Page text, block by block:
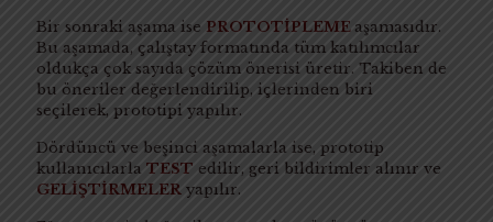
Bir sonraki aşama ise PROTOTİPLEMEaşamasıdır.
Bu aşamada, çalıştay formatında tüm katılımcılar
oldukça çok sayıda çözüm önerisi üretir. Takiben de
bu öneriler değerlendirilip, içlerinden biri
seçilerek, prototipi yapılır.
Dördüncü ve beşinci aşamalarla ise, prototip
kullanıcılarla TEST edilir, geri bildirimler alınır ve
GELİŞTİRMELER yapılır.